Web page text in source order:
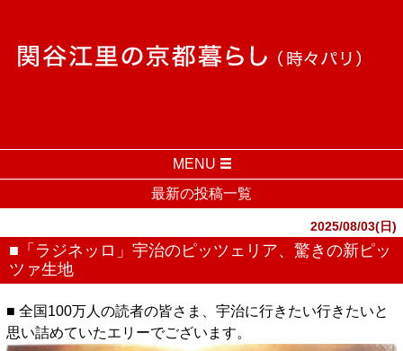
MENU
最新の投稿一覧
2025/08/03(日)
■「ラジネッロ」宇治のピッツェリア、驚きの新ピッ
ツァ生地
■ 全国100万人の読者の皆さま、宇治に行きたい行きたいと
思い詰めていたエリーでございます。